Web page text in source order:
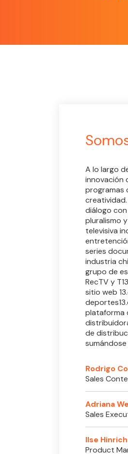
A lo largo
innovación
programas
diálogo
pluralismo
televisiva
series
industria
grupo de
RecTV y
sitio web
plataforma
de
Rodrigo
Sales
Adriana
Sales
Ilse
Product